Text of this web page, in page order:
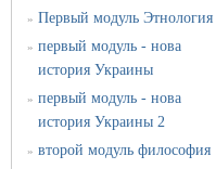
» Первый модуль Этнология
» первый модуль - нова
история Украины
» первый модуль - нова
история Украины 2
» второй модуль философия